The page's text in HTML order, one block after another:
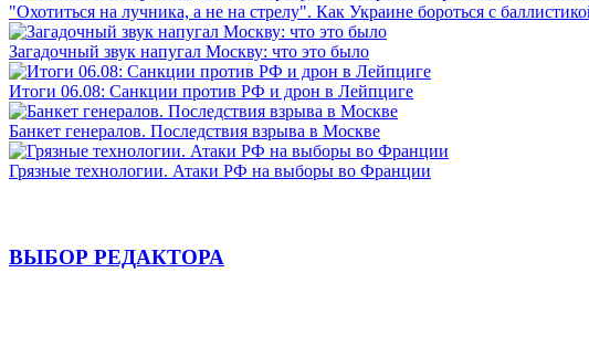
"Охотиться на лучника, а не на стрелу". Как Украине бороться с
Загадочный звук напугал Москву: что это было
Итоги 06.08: Санкции против РФ и дрон в Лейпциге
Банкет генералов. Последствия взрыва в Москве
Грязные технологии. Атаки РФ на выборы во Франции
ВЫБОР РЕДАКТОРА